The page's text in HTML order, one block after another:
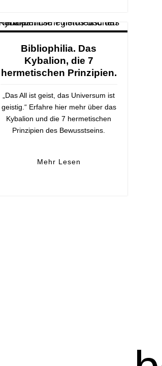
Bibliophilia. Das
Kybalion, die 7
hermetischen Prinzipien.
„Das All ist geist, das Universum ist
geistig.“ Erfahre hier mehr über das
Kybalion und die 7 hermetischen
Prinzipien des Bewusstseins.
Mehr Lesen